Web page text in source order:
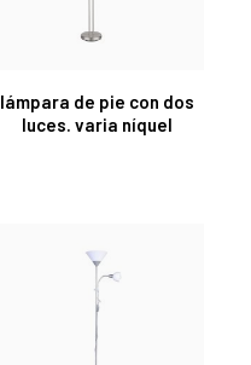
lámpara de pie con dos
luces. varia níquel